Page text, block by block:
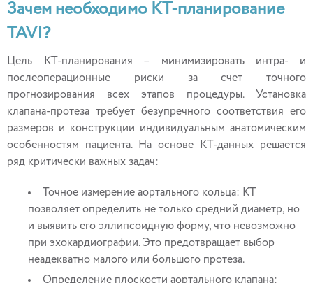
Зачем необходимо КТ-планирование
TAVI?
Цель КТ-планирования – минимизировать интра- и
послеоперационные риски за счет точного
прогнозирования всех этапов процедуры. Установка
клапана-протеза требует безупречного соответствия его
размеров и конструкции индивидуальным анатомическим
особенностям пациента. На основе КТ-данных решается
ряд критически важных задач:
Точное измерение аортального кольца: КТ
позволяет определить не только средний диаметр, но
и выявить его эллипсоидную форму, что невозможно
при эхокардиографии. Это предотвращает выбор
неадекватно малого или большого протеза.
Определение плоскости аортального клапана: